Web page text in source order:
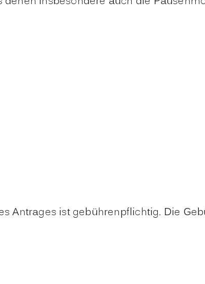
Antrages ist gebührenpflichtig. Die